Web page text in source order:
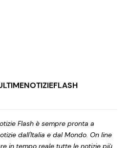
Flash è sempre pronta a
dall'Italia e dal Mondo. On line
in tempo reale tutte le notizie più